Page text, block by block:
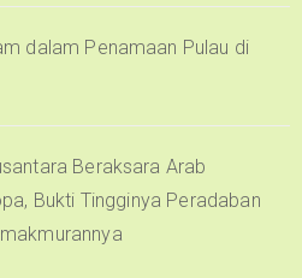
dalam Penamaan Pulau di
Beraksara Arab
Bukti Tingginya Peradaban